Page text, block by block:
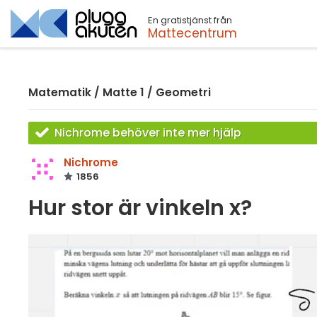
En gratistjänst från
Mattecentrum
Matematik / Matte 1 / Geometri
Nichrome behöver inte mer hjälp
Nichrome
1856
Hur stor är vinkeln x?
Sök